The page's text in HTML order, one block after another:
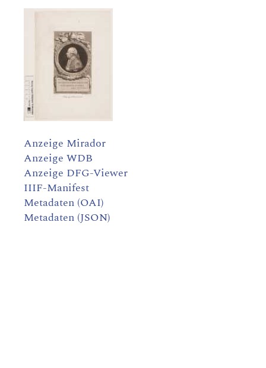
Anzeige Mirador
Anzeige WDB
Anzeige DFG-Viewer
IIIF-Manifest
Metadaten (OAI)
Metadaten (JSON)